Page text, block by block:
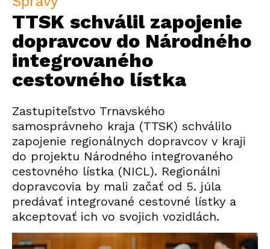
TTSK schválil zapojenie
dopravcov do Národného
integrovaného
cestovného lístka
Zastupiteľstvo Trnavského
samosprávneho kraja (TTSK) schválilo
zapojenie regionálnych dopravcov v kraji
do projektu Národného integrovaného
cestovného lístka (NICL). Regionálni
dopravcovia by mali začať od 5. júla
predávať integrované cestovné lístky a
akceptovať ich vo svojich vozidlách.